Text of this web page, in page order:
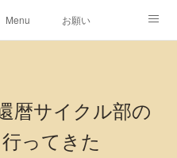
Menu お願い
暦サイクル部の
ってきた